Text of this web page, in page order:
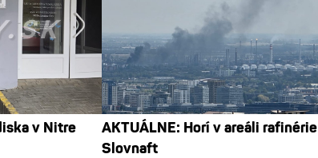
v Nitre
AKTUÁLNE: Horí v areáli rafinérie
Slovnaft